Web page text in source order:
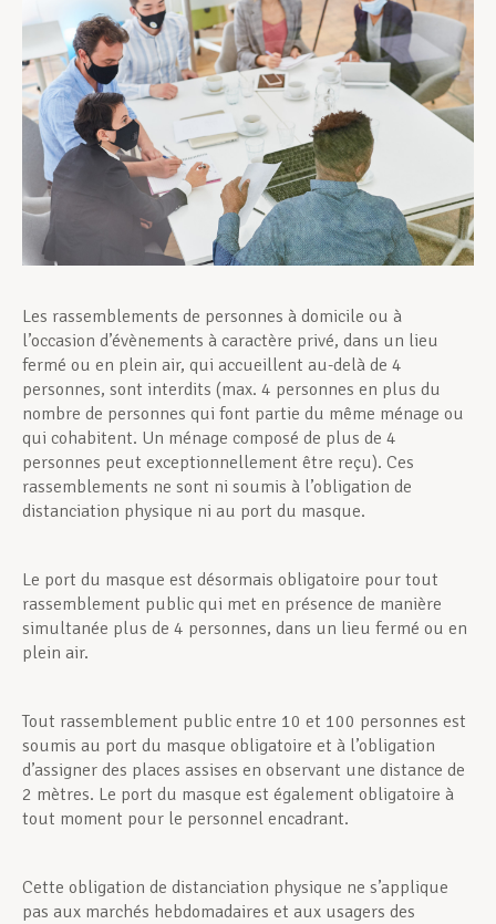
Développement professionnel
Devenir Membre
Actualités
Les rassemblements de personnes à domicile ou à
l’occasion d’évènements à caractère privé, dans un lieu
fermé ou en plein air, qui accueillent au-delà de 4
personnes, sont interdits (max. 4 personnes en plus du
nombre de personnes qui font partie du même ménage ou
qui cohabitent. Un ménage composé de plus de 4
personnes peut exceptionnellement être reçu). Ces
rassemblements ne sont ni soumis à l’obligation de
distanciation physique ni au port du masque.
Le port du masque est désormais obligatoire pour tout
rassemblement public qui met en présence de manière
simultanée plus de 4 personnes, dans un lieu fermé ou en
plein air.
Tout rassemblement public entre 10 et 100 personnes est
soumis au port du masque obligatoire et à l’obligation
d’assigner des places assises en observant une distance de
2 mètres. Le port du masque est également obligatoire à
tout moment pour le personnel encadrant.
Cette obligation de distanciation physique ne s’applique
pas aux marchés hebdomadaires et aux usagers des